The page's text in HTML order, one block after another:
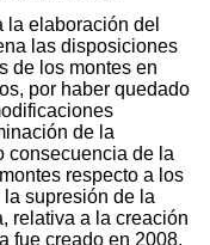
la elaboración del
las disposiciones
de los montes en
por haber quedado
de la
consecuencia de la
respecto a los
supresión de la
relativa a la creación
fue creado en 2008,